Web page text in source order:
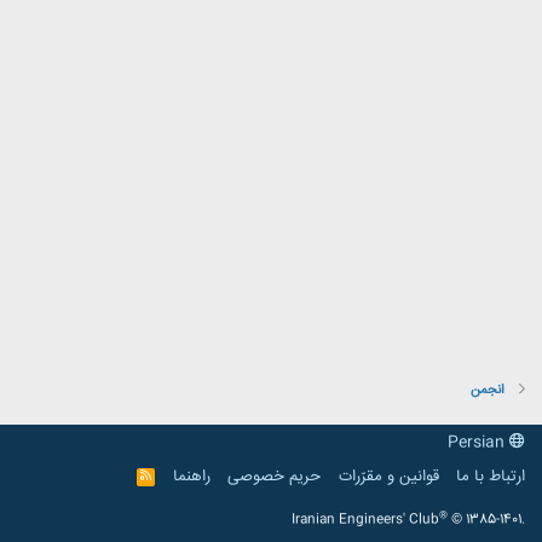
انجمن
ارتباط با ما
قوانین و مقرّرات حریم خصوصی راهنما
R
S
Iranian Engineers' Club® © 1385-1401.